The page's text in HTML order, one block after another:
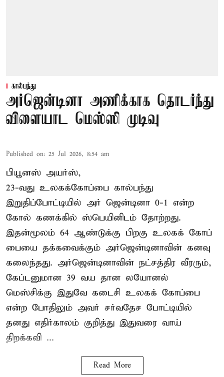
கால்பந்து
அர்ஜென்டினா அணிக்காக தொடர்ந்து
விளையாட மெஸ்ஸி முடிவு
Published on: 25 Jul 2026, 8:54 am
பியூனஸ் அயர்ஸ்,
23-வது உலகக்கோப்பை கால்பந்து
இறுதிப்போட்டியில் அர் ஜென்டினா 0-1 என்ற
கோல் கணக்கில் ஸ்பெயினிடம் தோற்றது.
இதன்மூலம் 64 ஆண்டுக்கு பிறகு உலகக் கோப்
பையை தக்கவைக்கும் அர்ஜென்டினாவின் கனவு
கலைந்தது. அர்ஜென்டினாவின் நட்சத்திர வீரரும்,
கேப்டனுமான 39 வய தான லயோனல்
மெஸ்சிக்கு இதுவே கடைசி உலகக் கோப்பை
என்ற போதிலும் அவர் சர்வதேச போட்டியில்
தனது எதிர்காலம் குறித்து இதுவரை வாய்
திறக்கவி ...
Read More